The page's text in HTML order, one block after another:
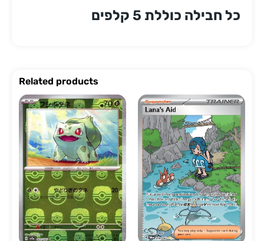
כל חבילה כוללת 5 קלפים
Related products